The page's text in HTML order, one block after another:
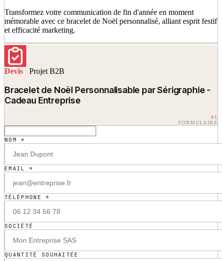
Transformez votre communication de fin d'année en moment
mémorable avec ce bracelet de Noël personnalisé, alliant esprit festif
et efficacité marketing.
Devis · Projet B2B
Bracelet de Noël Personnalisable par Sérigraphie -
Cadeau Entreprise
01
FORMULAIRE
NOM *
EMAIL *
TÉLÉPHONE *
SOCIÉTÉ
QUANTITÉ SOUHAITÉE